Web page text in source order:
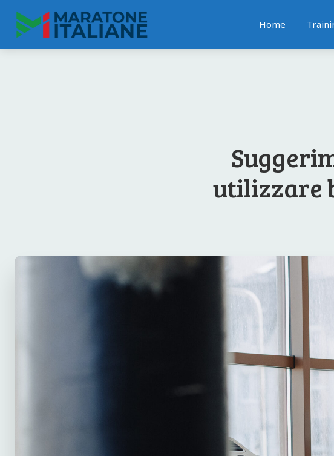
Home
utilizzare